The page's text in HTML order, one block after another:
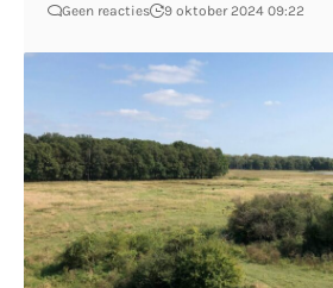
Geen reacties 9 oktober 2024 09:22